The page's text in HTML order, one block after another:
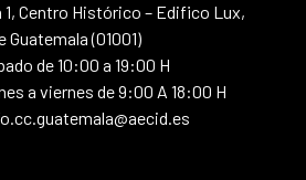
1, Centro Histórico – Edifico Lux,
Guatemala (01001)
de 10:00 a 19:00 H
a viernes de 9:00 A 18:00 H